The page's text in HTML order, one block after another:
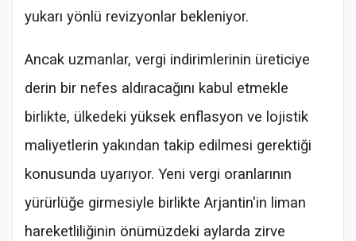
yukarı yönlü revizyonlar bekleniyor.
Ancak uzmanlar, vergi indirimlerinin üreticiye
derin bir nefes aldıracağını kabul etmekle
birlikte, ülkedeki yüksek enflasyon ve lojistik
maliyetlerin yakından takip edilmesi gerektiği
konusunda uyarıyor. Yeni vergi oranlarının
yürürlüğe girmesiyle birlikte Arjantin'in liman
hareketliliğinin önümüzdeki aylarda zirve